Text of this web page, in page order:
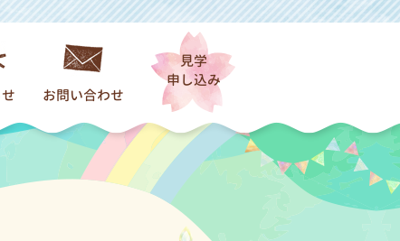
報一覧
お問い合わせ
見学
申し込み